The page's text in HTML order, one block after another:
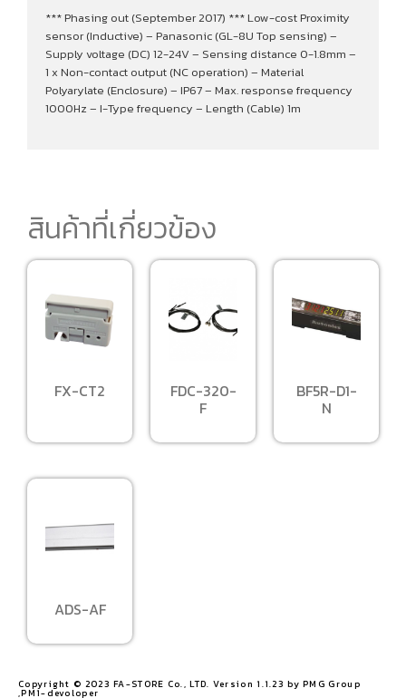
*** Phasing out (September 2017) *** Low-cost Proximity
sensor (Inductive) – Panasonic (GL-8U Top sensing) –
Supply voltage (DC) 12-24V – Sensing distance 0-1.8mm –
1 x Non-contact output (NC operation) – Material
Polyarylate (Enclosure) – IP67 – Max. response frequency
1000Hz – I-Type frequency – Length (Cable) 1m
สินค้าที่เกี่ยวข้อง
FX-CT2 FDC-320-
F
BF5R-D1-
N
ADS-AF
Copyright © 2023 FA-STORE Co., LTD. Version 1.1.23 by PMG Group
,PM1-devoloper​